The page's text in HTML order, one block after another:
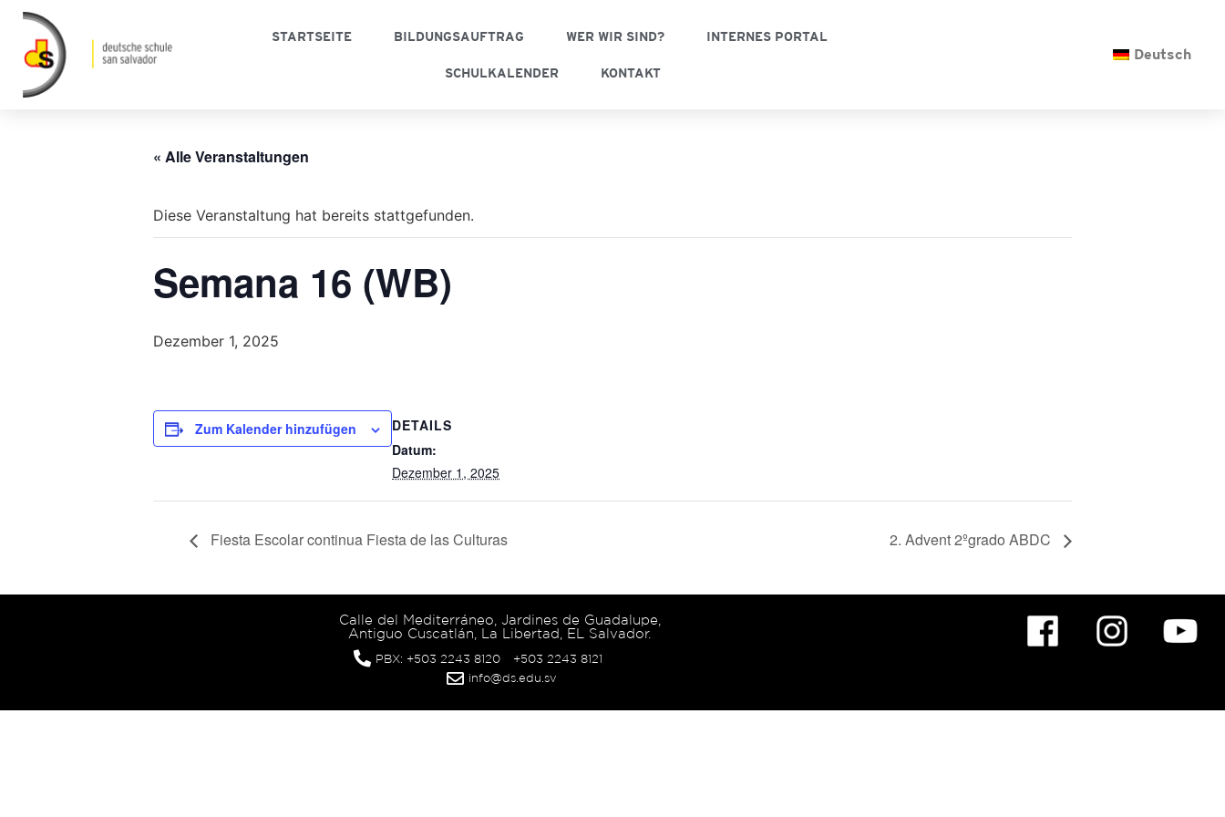
STARTSEITE BILDUNGSAUFTRAG WER WIR SIND? INTERNES PORTAL
SCHULKALENDER KONTAKT
Deutsch
« Alle Veranstaltungen
Diese Veranstaltung hat bereits stattgefunden.
Semana 16 (WB)
Dezember 1, 2025
Zum Kalender hinzufügen
DETAILS
Datum:
Dezember 1, 2025
Fiesta Escolar continua Fiesta de las Culturas 2. Advent 2ºgrado ABDC
Calle del Mediterráneo, Jardines de Guadalupe,
Antiguo Cuscatlán, La Libertad, EL Salvador.
PBX: +503 2243 8120
+503 2243 8121
info@ds.edu.sv